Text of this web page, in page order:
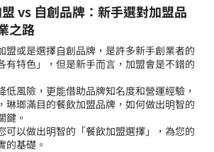
vs 自創品牌：新手選對加盟品
之路
盟或是選擇自創品牌，是許多新手創業者的
有特色」，但是新手而言，加盟會是不錯的
低風險，更能借助品牌知名度和營運經驗，
琳瑯滿目的餐飲加盟品牌，如何做出明智的
鍵。
可以做出明智的「餐飲加盟選擇」，為您的
的基礎。